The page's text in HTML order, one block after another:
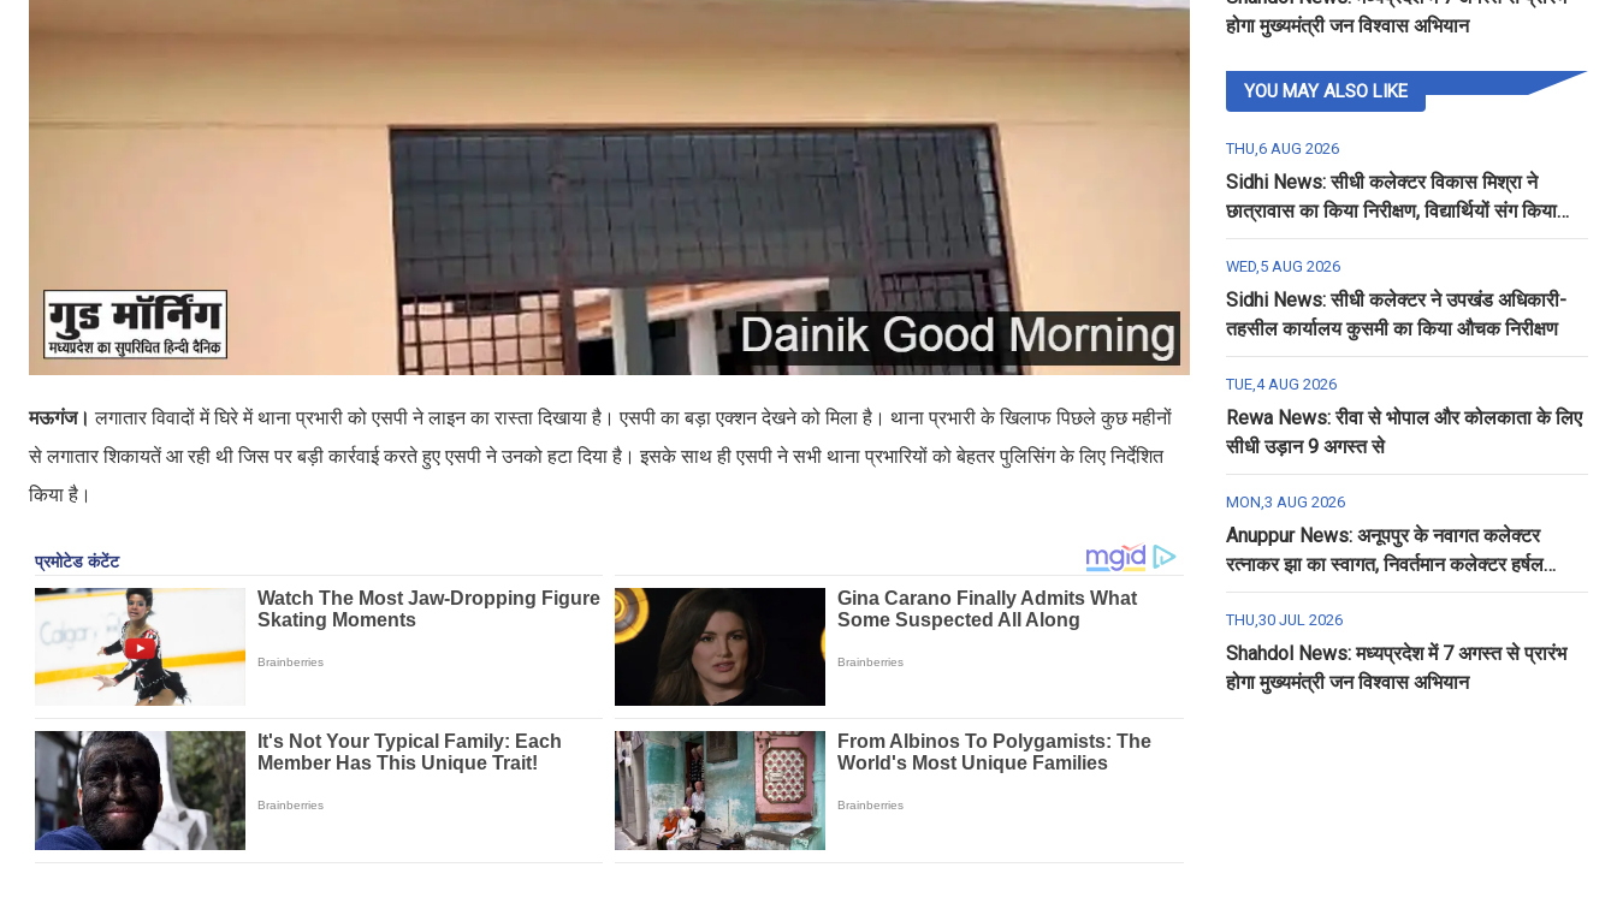
मऊगंज।लगातार विवादों में घिरे में थाना प्रभारी को एसपी ने लाइन का रास्ता दिखाया है। एसपी का बड़ा एक्शन देखने को मिला है। थाना प्रभारी के खिलाफ पिछले कुछ महीनों
से लगातार शिकायतें आ रही थी जिस पर बड़ी कार्रवाई करते हुए एसपी ने उनको हटा दिया है। इसके साथ ही एसपी ने सभी थाना प्रभारियों को बेहतर पुलिसिंग के लिए निर्देशित
किया है।
होगा मुख्यमंत्री जन विश्वास अभियान
YOU MAY ALSO LIKE
THU,6 AUG 2026
Sidhi News: सीधी कलेक्टर विकास मिश्रा ने
छात्रावास का किया निरीक्षण, विद्यार्थियों संग किया
रात्रि भोजन
WED,5 AUG 2026
Sidhi News: सीधी कलेक्टर ने उपखंड अधिकारी-
तहसील कार्यालय कुसमी का किया औचक निरीक्षण
TUE,4 AUG 2026
Rewa News: रीवा से भोपाल और कोलकाता के लिए
सीधी उड़ान 9 अगस्त से
MON,3 AUG 2026
Anuppur News: अनूपपुर के नवागत कलेक्टर
रत्नाकर झा का स्वागत, निवर्तमान कलेक्टर हर्षल
पंचोली को दी गई विदाई
THU,30 JUL 2026
Shahdol News: मध्यप्रदेश में 7 अगस्त से प्रारंभ
होगा मुख्यमंत्री जन विश्वास अभियान